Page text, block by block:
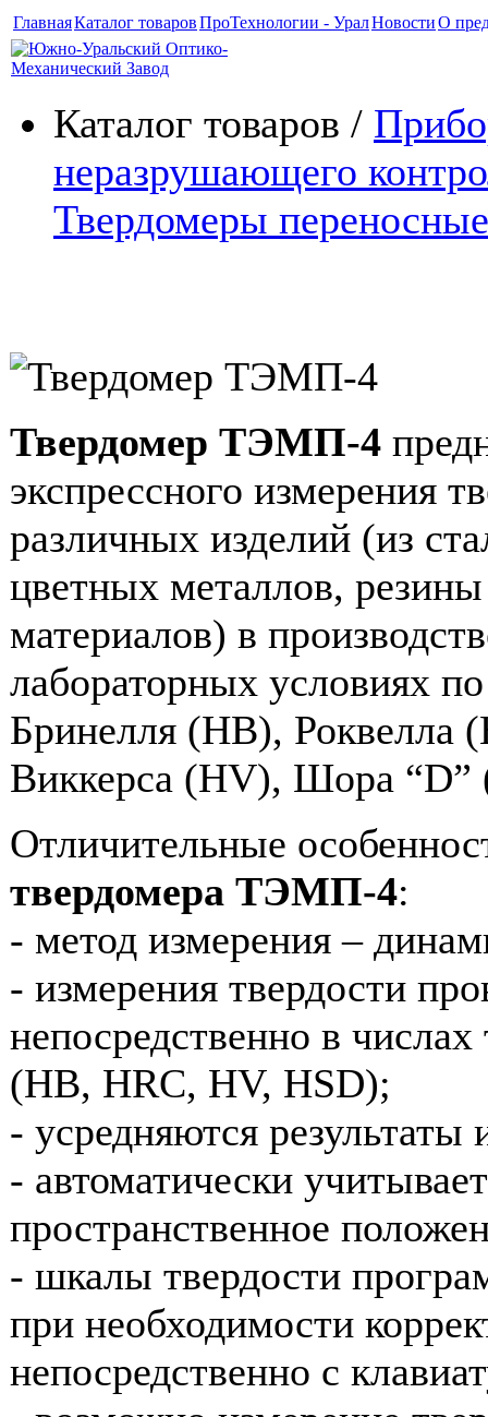
ГлавнаяКаталог товаровПроТехнологии - УралНовостиО
Каталог товаров /
неразрушающего
Твердомеры переносные
Твердомер ТЭМП-4
экспрессного измерения
различных изделий (из
цветных металлов,
материалов) в
лабораторных условиях
Бринелля (НВ), Роквелла (
Виккерса (HV), Шора “D”
Отличительные
твердомера ТЭМП-4:
- метод измерения –
- измерения твердости
непосредственно в числах
(НВ, HRC, HV, HSD);
- усредняются результаты
- автоматически
пространственное
- шкалы твердости
при необходимости
непосредственно с